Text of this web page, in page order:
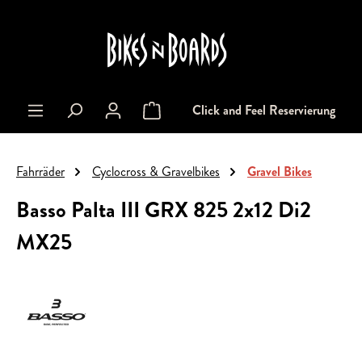
Warenkorb enthält 0 Positionen. Der
Click and Feel Reservierung
Fahrräder Cyclocross & Gravelbikes Gravel Bikes
Basso Palta III GRX 825 2x12 Di2
MX25